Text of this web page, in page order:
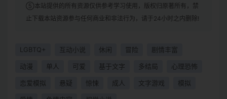
⑤本站提供的所有资源仅供参考学习使用，版权归原著所有，禁
止下载本站资源参与任何商业和非法行为，请于24小时之内删除!
LGBTQ+ 互动小说 休闲 冒险 剧情丰富
动漫 单人 可爱 基于文字 多结局 心理恐怖
恋爱模拟 悬疑 惊悚 成人 文字游戏 模拟